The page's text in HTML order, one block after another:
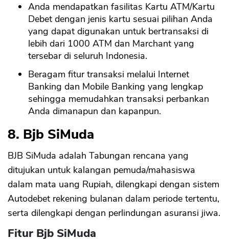
Anda mendapatkan fasilitas Kartu ATM/Kartu
Debet dengan jenis kartu sesuai pilihan Anda
yang dapat digunakan untuk bertransaksi di
lebih dari 1000 ATM dan Marchant yang
tersebar di seluruh Indonesia.
Beragam fitur transaksi melalui Internet
Banking dan Mobile Banking yang lengkap
sehingga memudahkan transaksi perbankan
Anda dimanapun dan kapanpun.
8. Bjb SiMuda
BJB SiMuda adalah Tabungan rencana yang
ditujukan untuk kalangan pemuda/mahasiswa
dalam mata uang Rupiah, dilengkapi dengan sistem
Autodebet rekening bulanan dalam periode tertentu,
serta dilengkapi dengan perlindungan asuransi jiwa.
Fitur Bjb SiMuda